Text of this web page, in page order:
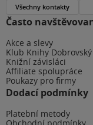
Často
Akce a slevy
Klub Knihy Dobrovský
Knižní závisláci
Affiliate spolupráce
Poukazy pro firmy
Dodací podmínky
Platební metody
Všechny kontakty